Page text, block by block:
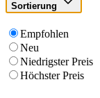
Sortierung
Empfohlen
Neu
Niedrigster Preis
Höchster Preis